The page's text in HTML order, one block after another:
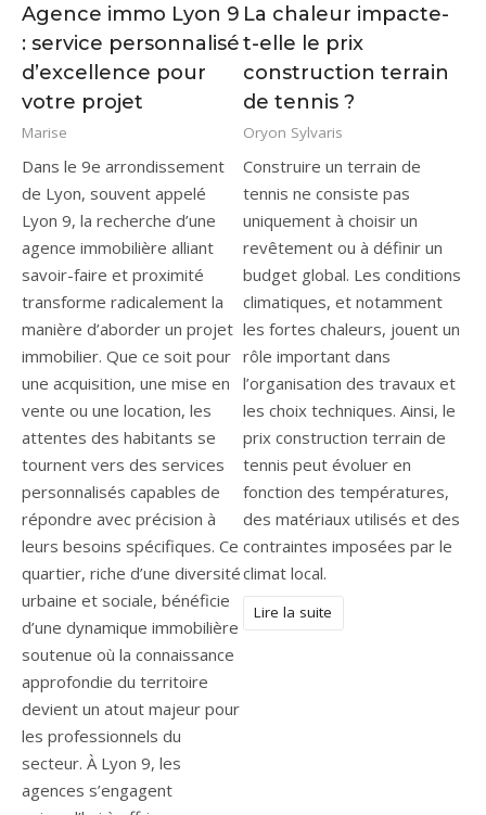
Agence immo Lyon 9
: service personnalisé
d’excellence pour
votre projet
Marise
Dans le 9e arrondissement
de Lyon, souvent appelé
Lyon 9, la recherche d’une
agence immobilière alliant
savoir-faire et proximité
transforme radicalement la
manière d’aborder un projet
immobilier. Que ce soit pour
une acquisition, une mise en
vente ou une location, les
attentes des habitants se
tournent vers des services
personnalisés capables de
répondre avec précision à
leurs besoins spécifiques. Ce
quartier, riche d’une diversité
urbaine et sociale, bénéficie
d’une dynamique immobilière
soutenue où la connaissance
approfondie du territoire
devient un atout majeur pour
les professionnels du
secteur. À Lyon 9, les
agences s’engagent
La chaleur impacte-
t-elle le prix
construction terrain
de tennis ?
Oryon Sylvaris
Construire un terrain de
tennis ne consiste pas
uniquement à choisir un
revêtement ou à définir un
budget global. Les conditions
climatiques, et notamment
les fortes chaleurs, jouent un
rôle important dans
l’organisation des travaux et
les choix techniques. Ainsi, le
prix construction terrain de
tennis peut évoluer en
fonction des températures,
des matériaux utilisés et des
contraintes imposées par le
climat local.
Lire la suite